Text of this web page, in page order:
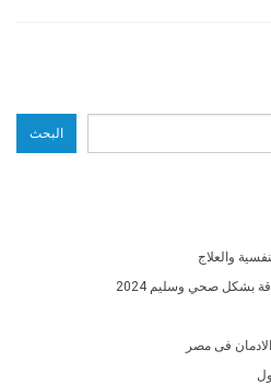
البحث
والعلاج
بشكل صحي وسليم 2024
فى مصر